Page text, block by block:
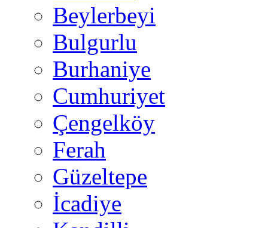
Beylerbeyi
Bulgurlu
Burhaniye
Cumhuriyet
Çengelköy
Ferah
Güzeltepe
İcadiye